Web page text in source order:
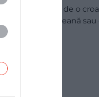
Fie că este vorba de o
Marea Mediteraneană
lux către…